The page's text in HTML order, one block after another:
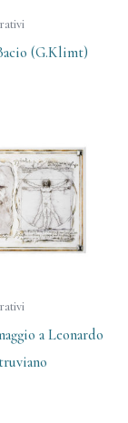
(G.Klimt)
a Leonardo